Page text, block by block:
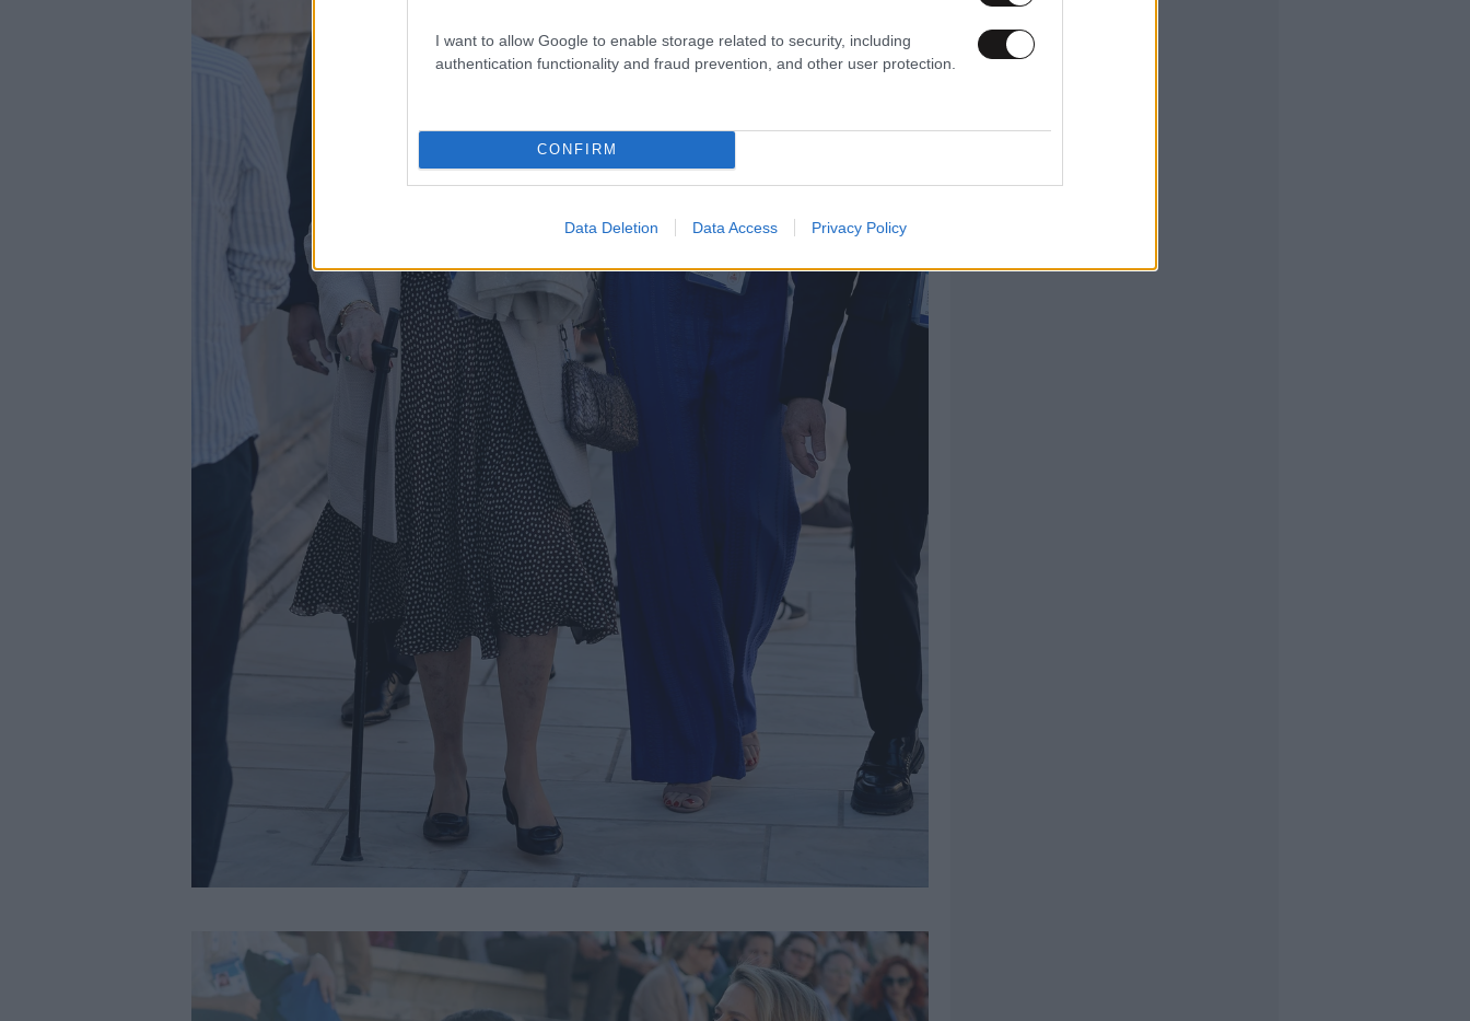
I want to allow Google to enable storage related to security, including
authentication functionality and fraud prevention, and other user protection.
CONFIRM
Data Deletion Data Access Privacy Policy